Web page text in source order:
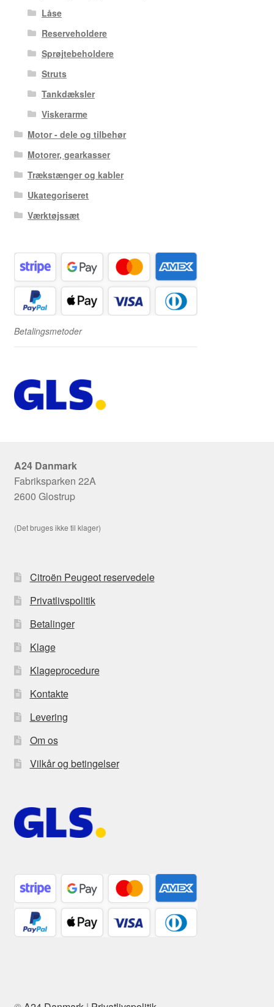
Låse
Reserveholdere
Sprøjtebeholdere
Struts
Tankdæksler
Viskerarme
Motor - dele og tilbehør
Motorer, gearkasser
Trækstænger og kabler
Ukategoriseret
Værktøjssæt
Betalingsmetoder
A24 Danmark
Fabriksparken 22A
2600 Glostrup
(Det bruges ikke til klager)
Citroën Peugeot reservedele
Privatlivspolitik
Betalinger
Klage
Klageprocedure
Kontakte
Levering
Om os
Vilkår og betingelser